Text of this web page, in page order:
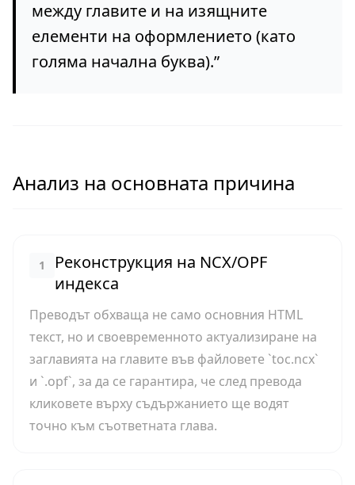
между главите и на изящните
елементи на оформлението (като
голяма начална буква).”
Анализ на основната причина
1
Реконструкция на NCX/OPF
индекса
Преводът обхваща не само основния HTML
текст, но и своевременното актуализиране на
заглавията на главите във файловете `toc.ncx`
и `.opf`, за да се гарантира, че след превода
кликовете върху съдържанието ще водят
точно към съответната глава.